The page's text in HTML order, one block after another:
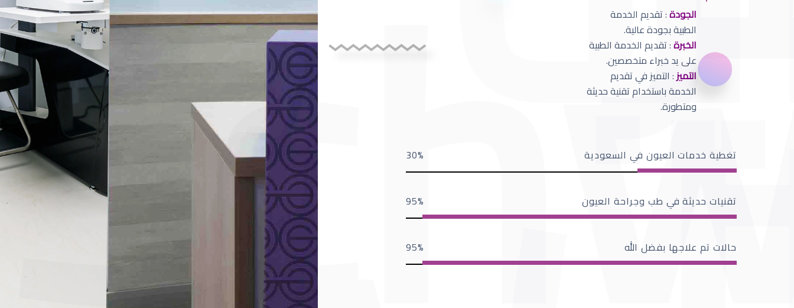
الجودة: تقديم الخدمة
الطبية بجودة عالية.
الخبرة: تقديم الخدمة الطبية
على يد خبراء متخصصين.
التميز: التميز في تقديم
الخدمة باستخدام تقنية حديثة
ومتطورة.
تغطية خدمات العيون في السعودية 30
تقنيات حديثة في طب وجراحة العيون 95
حالات تم علاجها بفضل الله 95